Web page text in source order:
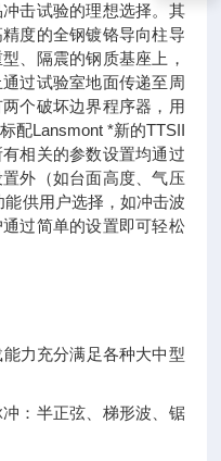
击试验的理想选择。其
度的全钢镀铬导向柱导
、隔震的钢质基座上，
过试验室地面传递至周
个破坏边界程序器，用
配Lansmont *新的TTSII
相关的参数设置均通过
外（如台面高度、气压
供用户选择，如冲击波
过简单的设置即可轻松
力充分满足各种大中型
：半正弦、梯形波、锯